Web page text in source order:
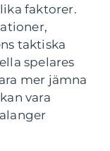
faktorer.
taktiska
spelares
mer jämna
vara